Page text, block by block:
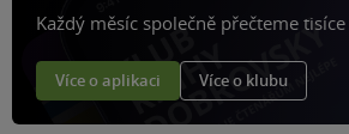
Každý měsíc společně přečteme
Více o aplikaci Více o klubu